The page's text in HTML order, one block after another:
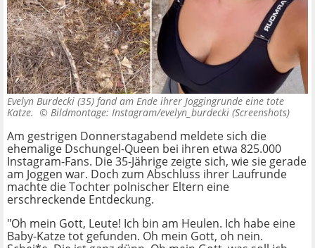
Evelyn Burdecki (35) fand am Ende ihrer Joggingrunde eine tote
Katze. © Bildmontage: Instagram/evelyn_burdecki (Screenshots)
Am gestrigen Donnerstagabend meldete sich die
ehemalige Dschungel-Queen bei ihren etwa 825.000
Instagram-Fans. Die 35-Jährige zeigte sich, wie sie gerade
am Joggen war. Doch zum Abschluss ihrer Laufrunde
machte die Tochter polnischer Eltern eine
erschreckende Entdeckung.
"Oh mein Gott, Leute! Ich bin am Heulen. Ich habe eine
Baby-Katze tot gefunden. Oh mein Gott, oh nein.